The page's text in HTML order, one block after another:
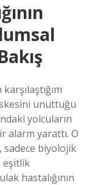
unuttuğu
yolcuların
alarm yarattı. O
sadece biyolojik
eşitlik
hastalığının